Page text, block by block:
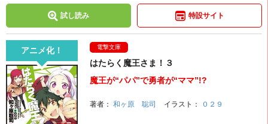
試し読み 特設サイト
アニメ化！ 電撃文庫
はたらく魔王さま！３
魔王が“パパ”で勇者が“ママ”!?
著者： 和ヶ原 聡司 イラスト： ０２９